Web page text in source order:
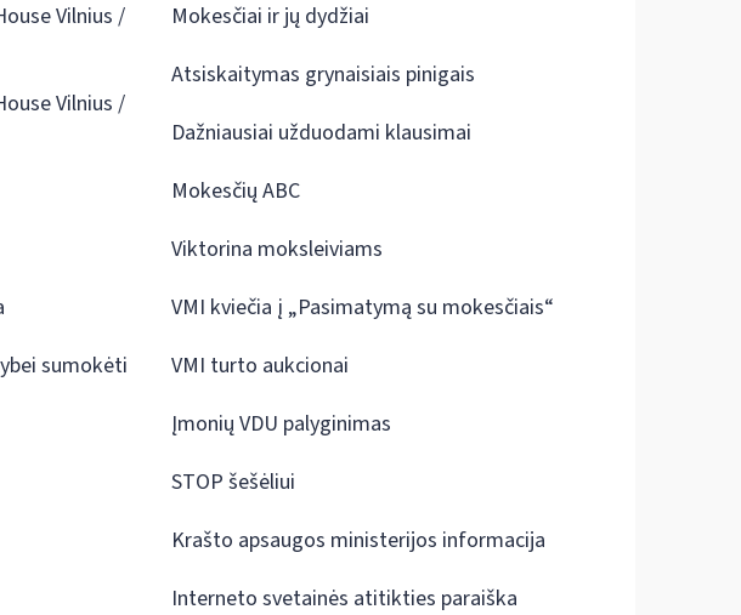
Vilnius /
Vilnius /
sumokėti
Mokesčiai ir jų dydžiai
Atsiskaitymas grynaisiais pinigais
Dažniausiai užduodami klausimai
Mokesčių ABC
Viktorina moksleiviams
VMI kviečia į „Pasimatymą su mokesčiais“
VMI turto aukcionai
Įmonių VDU palyginimas
STOP šešėliui
Krašto apsaugos ministerijos informacija
Interneto svetainės atitikties paraiška